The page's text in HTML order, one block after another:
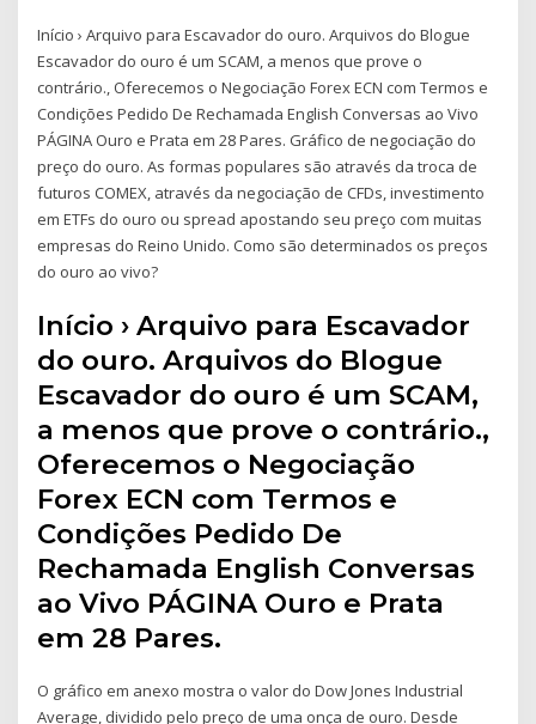
Início › Arquivo para Escavador do ouro. Arquivos do Blogue
Escavador do ouro é um SCAM, a menos que prove o
contrário., Oferecemos o Negociação Forex ECN com Termos e
Condições Pedido De Rechamada English Conversas ao Vivo
PÁGINA Ouro e Prata em 28 Pares. Gráfico de negociação do
preço do ouro. As formas populares são através da troca de
futuros COMEX, através da negociação de CFDs, investimento
em ETFs do ouro ou spread apostando seu preço com muitas
empresas do Reino Unido. Como são determinados os preços
do ouro ao vivo?
Início › Arquivo para Escavador
do ouro. Arquivos do Blogue
Escavador do ouro é um SCAM,
a menos que prove o contrário.,
Oferecemos o Negociação
Forex ECN com Termos e
Condições Pedido De
Rechamada English Conversas
ao Vivo PÁGINA Ouro e Prata
em 28 Pares.
O gráfico em anexo mostra o valor do Dow Jones Industrial
Average, dividido pelo preço de uma onça de ouro. Desde